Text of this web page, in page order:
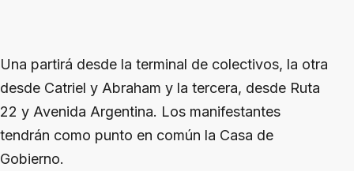
Una partirá desde la terminal de colectivos, la otra
desde Catriel y Abraham y la tercera, desde Ruta
22 y Avenida Argentina. Los manifestantes
tendrán como punto en común la Casa de
Gobierno.